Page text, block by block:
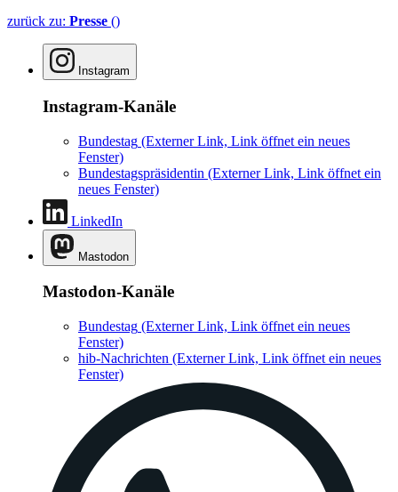
zurück zu: Presse ()
Instagram
Instagram-Kanäle
Bundestag (Externer Link, Link öffnet ein neues
Fenster)
Bundestagspräsidentin (Externer Link, Link öffnet ein
neues Fenster)
LinkedIn
Mastodon
Mastodon-Kanäle
Bundestag (Externer Link, Link öffnet ein neues
Fenster)
hib-Nachrichten (Externer Link, Link öffnet ein neues
Fenster)